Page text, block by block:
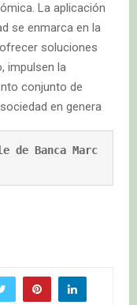
La aplicación
se enmarca en la
soluciones
impulsen la
conjunto de
en genera
de Banca Marc